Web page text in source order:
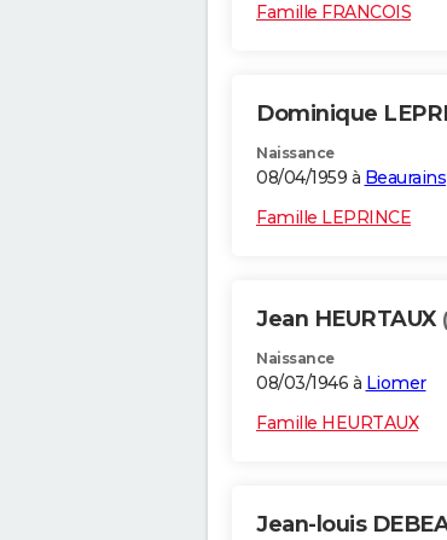
Famille FRANCOIS
Dominique
Naissance
08/04/1959 à Beaurains
Famille LEPRINCE
Jean HEURTAUX
Naissance
08/03/1946 à Liomer
Famille HEURTAUX
Jean-louis